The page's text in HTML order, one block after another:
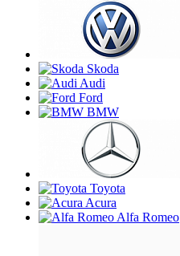
Skoda
Audi
Ford
BMW
Toyota
Acura
Alfa Romeo